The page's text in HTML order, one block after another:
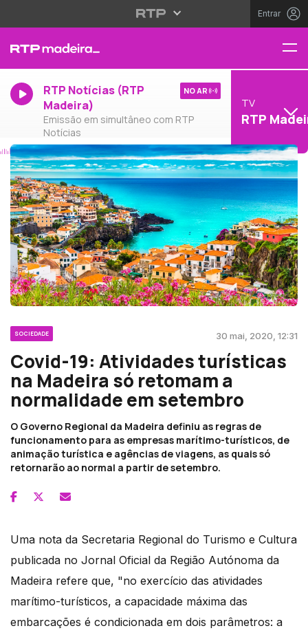
Entrar
RTP Notícias (RTP
Madeira)
Emissão em simultâneo com RTP
Notícias
NO AR
TV
RTP
SOCIEDADE 30 mai, 2020, 12:31
Covid-19: Atividades turísticas
na Madeira só retomam a
normalidade em setembro
O Governo Regional da Madeira definiu as regras de
funcionamento para as empresas marítimo-turísticos, de
animação turística e agências de viagens, as quais só
retornarão ao normal a partir de setembro.
Uma nota da Secretaria Regional do Turismo e Cultura
publicada no Jornal Oficial da Região Autónoma da
Madeira refere que, "no exercício das atividades
marítimo-turísticos, a capacidade máxima das
embarcações é condicionada em dois parâmetros: a